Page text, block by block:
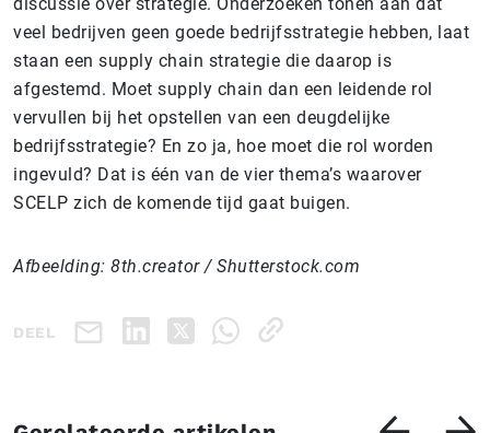
veel bedrijven geen goede bedrijfsstrategie hebben, laat
staan een supply chain strategie die daarop is
afgestemd. Moet supply chain dan een leidende rol
vervullen bij het opstellen van een deugdelijke
bedrijfsstrategie? En zo ja, hoe moet die rol worden
ingevuld? Dat is één van de vier thema’s waarover
SCELP zich de komende tijd gaat buigen.
Afbeelding: 8th.creator / Shutterstock.com
DEEL